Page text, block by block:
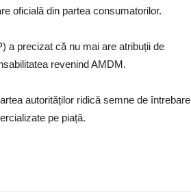
oficială din partea consumatorilor.
a precizat că nu mai are atribuții de
revenind AMDM.
autorităților ridică semne de întrebare
pe piață.